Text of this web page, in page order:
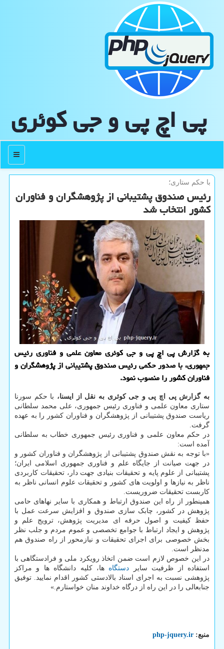
پی اچ پی و جی كوئری
منو
با حكم ستاری؛
رئیس صندوق پشتیبانی از پژوهشگران و فناوران
کشور انتخاب شد
به گزارش پی اچ پی و جی کوئری معاون علمی و فناوری رئیس
جمهوری، با صدور حکمی رئیس صندوق پشتیبانی از پژوهشگران و
فناوران کشور را منصوب نمود.
به گزارش پی اچ پی و جی کوئری به نقل از ایسنا، با حکم سورنا
ستاری معاون علمی و فناوری رئیس جمهوری، علی محمد سلطانی
ریاست صندوق پشتیبانی از پژوهشگران و فناوران کشور را به عهده
گرفت.
در حکم معاون علمی و فناوری رئیس جمهوری خطاب به سلطانی
آمده است:
«با توجه به نقش صندوق پشتیبانی از پژوهشگران و فناوران کشور و
در جهت صیانت از جایگاه علم و فناوری جمهوری اسلامی ایران؛
پشتیبانی از علوم پایه و تحقیقات بنیادی جهت دار، تحقیقات کاربردی
ناظر به نیازها و اولویت های کشور و تحقیقات علوم انسانی ناظر به
کاربست تحقیقات ضروریست.
همینطور از راه این صندوق ارتباط و همکاری با سایر نهاهای حامی
پژوهش در کشور، چابک سازی صندوق و افزایش سرعت عمل با
حفظ کیفیت و اصول حرفه ای مدیریت پژوهش، ترویج علم و
پژوهش و ایجاد ارتباط با جوامع تخصصی و عموم مردم و جلب نظر
بخش خصوصی برای اجرای تحقیقات و نیازمحور از راه صندوق هم
مدنظر است.
در این خصوص لازم است ضمن اتخاذ رویکرد ملی و فرادستگاهی با
استفاده از ظرفیت سایر دستگاه ها، کلیه دانشگاه ها و مراکز
پژوهشی نسبت به اجرای اسناد بالادستی کشور اقدام نمایید. توفیق
جنابعالی را در این راه از درگاه خداوند منان خواستارم.»
منبع: php-jquery.ir